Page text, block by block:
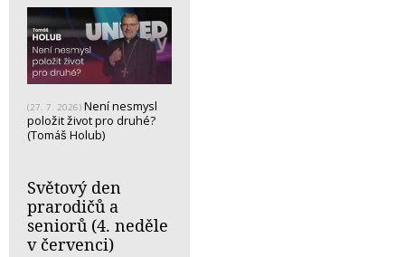
(27. 7. 2026) Není nesmysl
položit život pro druhé?
(Tomáš Holub)
Světový den
prarodičů a
seniorů (4. neděle
v červenci)